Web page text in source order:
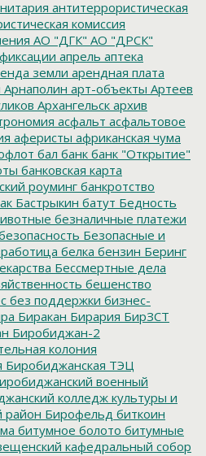
антитеррористическая
комиссия
АО "ДГК" АО "ДРСК"
апрель аптека
земли арендная плата
Арнаполин арт-объекты Артеев
Архангельск архив
асфальт асфальтовое
аферисты африканская чума
бал банк банк "Открытие"
банковская карта
роуминг банкротство
Бастрыкин батут Бедность
безналичные платежи
Безопасные и
белка бензин Беринг
Бессмертные дела
бешенство
без поддержки бизнес-
Биракан Бирария БирЗСТ
Биробиджан-2
колония
Биробиджанская ТЭЦ
военный
колледж культуры и
район Бирофельд биткоин
битумное болото битумные
кафедральный собор